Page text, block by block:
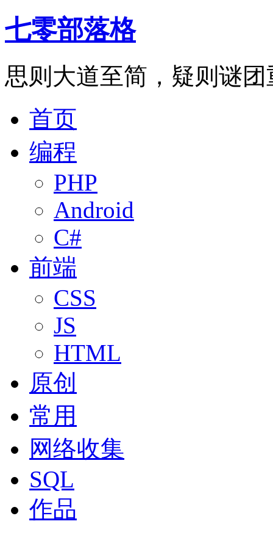
七零部落格
思则大道至简，疑则谜团
首页
编程
PHP
Android
C#
前端
CSS
JS
HTML
原创
常用
网络收集
SQL
作品